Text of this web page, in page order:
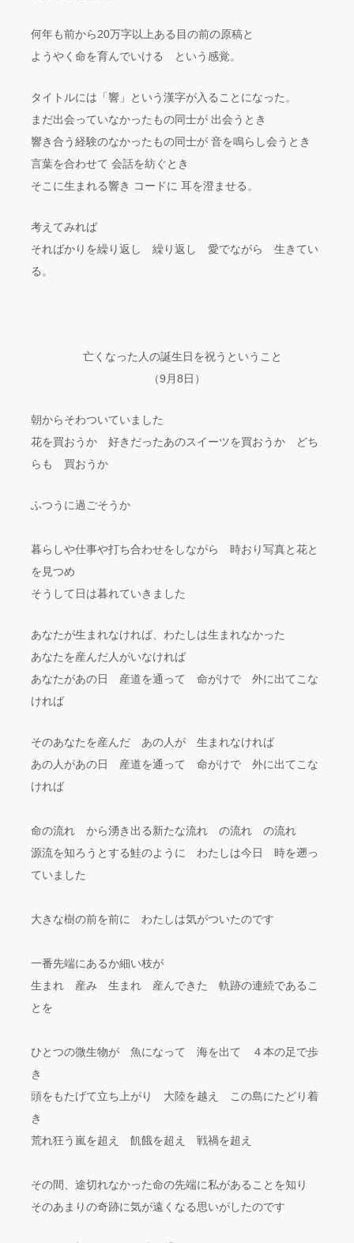
何年も前から20万字以上ある目の前の原稿と
ようやく命を育んでいける という感覚。
タイトルには「響」という漢字が入ることになった。
まだ出会っていなかったもの同士が 出会うとき
響き合う経験のなかったもの同士が 音を鳴らし会うとき
言葉を合わせて 会話を紡ぐとき
そこに生まれる響き コードに 耳を澄ませる。
考えてみれば
そればかりを繰り返し 繰り返し 愛でながら 生きてい
る。
亡くなった人の誕生日を祝うということ
（9月8日）
朝からそわついていました
花を買おうか 好きだったあのスイーツを買おうか どち
らも 買おうか
ふつうに過ごそうか
暮らしや仕事や打ち合わせをしながら 時おり写真と花と
を見つめ
そうして日は暮れていきました
あなたが生まれなければ、わたしは生まれなかった
あなたを産んだ人がいなければ
あなたがあの日 産道を通って 命がけで 外に出てこな
ければ
そのあなたを産んだ あの人が 生まれなければ
あの人があの日 産道を通って 命がけで 外に出てこな
ければ
命の流れ から湧き出る新たな流れ の流れ の流れ
源流を知ろうとする鮭のように わたしは今日 時を遡っ
ていました
大きな樹の前を前に わたしは気がついたのです
一番先端にあるか細い枝が
生まれ 産み 生まれ 産んできた 軌跡の連続であるこ
とを
ひとつの微生物が 魚になって 海を出て ４本の足で歩
き
頭をもたげて立ち上がり 大陸を越え この島にたどり着
き
荒れ狂う嵐を超え 飢餓を超え 戦禍を超え
その間、途切れなかった命の先端に私があることを知り
そのあまりの奇跡に気が遠くなる思いがしたのです